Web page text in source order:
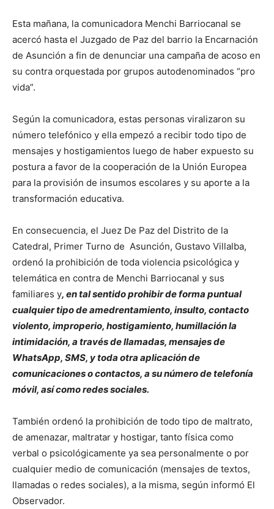
Esta mañana, la comunicadora Menchi Barriocanal se
acercó hasta el Juzgado de Paz del barrio la Encarnación
de Asunción a fin de denunciar una campaña de acoso en
su contra orquestada por grupos autodenominados “pro
vida”.
Según la comunicadora, estas personas viralizaron su
número telefónico y ella empezó a recibir todo tipo de
mensajes y hostigamientos luego de haber expuesto su
postura a favor de la cooperación de la Unión Europea
para la provisión de insumos escolares y su aporte a la
transformación educativa.
En consecuencia, el Juez De Paz del Distrito de la
Catedral, Primer Turno de Asunción, Gustavo Villalba,
ordenó la prohibición de toda violencia psicológica y
telemática en contra de Menchi Barriocanal y sus
familiares y, en tal sentido prohibir de forma puntual
cualquier tipo de amedrentamiento, insulto, contacto
violento, improperio, hostigamiento, humillación la
intimidación, a través de llamadas, mensajes de
WhatsApp, SMS, y toda otra aplicación de
comunicaciones o contactos, a su número de telefonía
móvil, así como redes sociales.
También ordenó la prohibición de todo tipo de maltrato,
de amenazar, maltratar y hostigar, tanto física como
verbal o psicológicamente ya sea personalmente o por
cualquier medio de comunicación (mensajes de textos,
llamadas o redes sociales), a la misma, según informó El
Observador.